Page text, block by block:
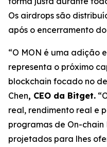
Os airdrops são
após o encerramento
“O MON é uma adição
representa o próximo
blockchain focado no
Chen, CEO da Bitget.
real, rendimento real e
programas de On-
projetados para lhes